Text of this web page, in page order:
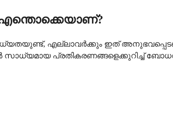
എല്ലാവർക്കും ഇത്
പ്രതികരണങ്ങളെക്കുറിച്ച്